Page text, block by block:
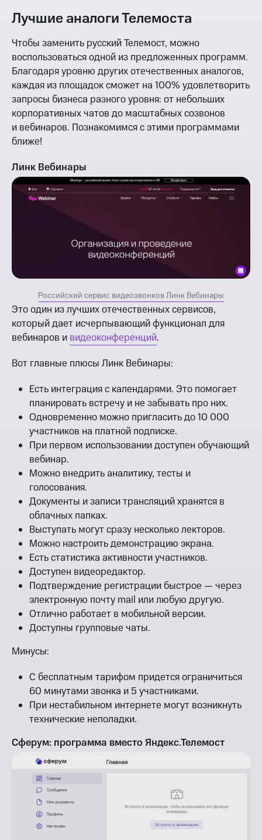
Лучшие аналоги Телемоста
Чтобы заменить русский Телемост, можно
воспользоваться одной из предложенных программ.
Благодаря уровню других отечественных аналогов,
каждая из площадок сможет на 100% удовлетворить
запросы бизнеса разного уровня: от небольших
корпоративных чатов до масштабных созвонов
и вебинаров. Познакомимся с этими программами
ближе!
Линк Вебинары
Российский сервис видеозвонков Линк Вебинары
Это один из лучших отечественных сервисов,
который дает исчерпывающий функционал для
вебинаров и видеоконференций.
Вот главные плюсы Линк Вебинары:
Есть интеграция с календарями. Это помогает
планировать встречу и не забывать про них.
Одновременно можно пригласить до 10 000
участников на платной подписке.
При первом использовании доступен обучающий
вебинар.
Можно внедрить аналитику, тесты и
голосования.
Документы и записи трансляций хранятся в
облачных папках.
Выступать могут сразу несколько лекторов.
Можно настроить демонстрацию экрана.
Есть статистика активности участников.
Доступен видеоредактор.
Подтверждение регистрации быстрое — через
электронную почту mail или любую другую.
Отлично работает в мобильной версии.
Доступны групповые чаты.
Минусы:
С бесплатным тарифом придется ограничиться
60 минутами звонка и 5 участниками.
При нестабильном интернете могут возникнуть
технические неполадки.
Сферум: программа вместо Яндекс.Телемост